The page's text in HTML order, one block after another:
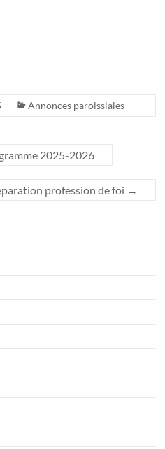
Annonces paroissiales
2025-2026
profession de foi →